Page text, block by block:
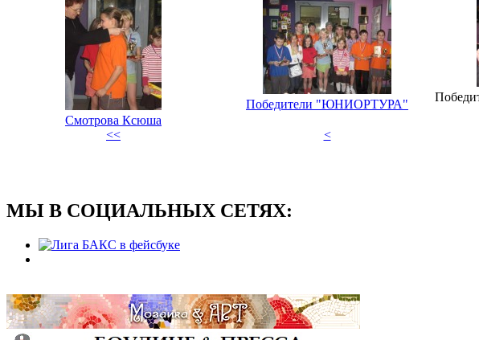
Смотрова Ксюша
Победители "ЮНИОРТУРА"
<< <
МЫ В СОЦИАЛЬНЫХ СЕТЯХ: